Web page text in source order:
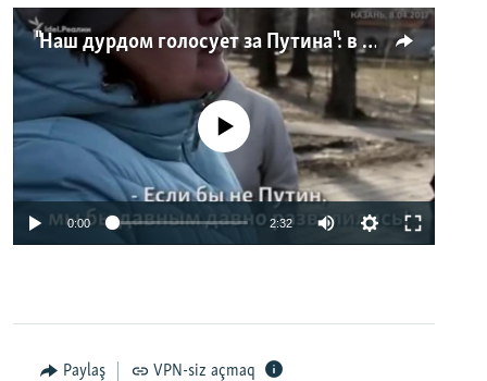
"Наш дурдом голосует за Путина": в Казани прошел арт-пикет "Открытой России"
No media source currently available
0:00 2:32
Paylaş VPN-siz açmaq